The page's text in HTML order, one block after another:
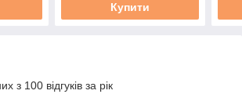
Купити
з 100 відгуків за рік